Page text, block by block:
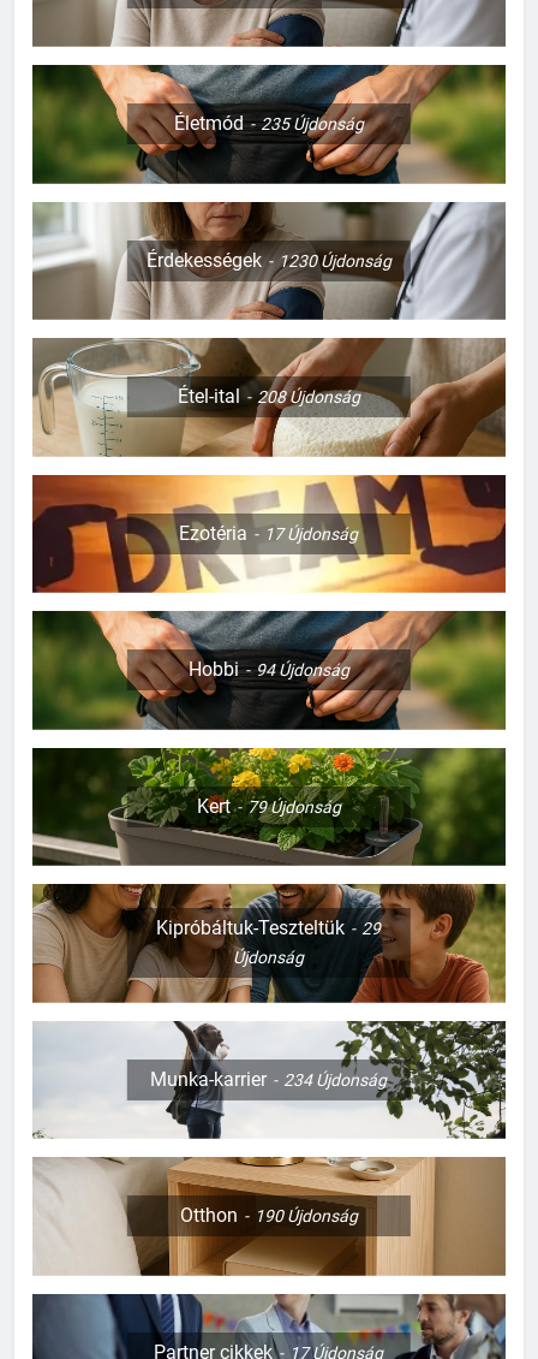
Életmód 235Újdonság
Érdekességek 1230Újdonság
Étel-ital 208Újdonság
Ezotéria 17Újdonság
Hobbi 94Újdonság
Kert 79Újdonság
Kipróbáltuk-Teszteltük
29
Újdonság
Munka-karrier 234Újdonság
Otthon 190Újdonság
Partner cikkek 17Újdonság